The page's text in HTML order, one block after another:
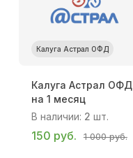
Калуга Астрал ОФД
Калуга Астрал ОФД
на 1 месяц
В наличии: 2 шт.
150 руб. 1 000 руб.